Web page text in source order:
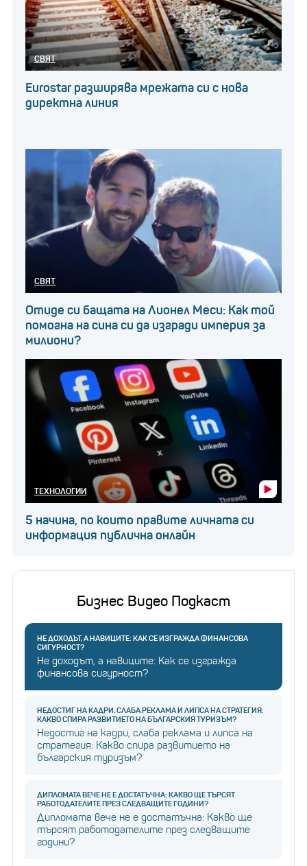
СВЯТ
Eurostar разширява мрежата си с нова
директна линия
СВЯТ
Отиде си бащата на Лионел Меси: Как той
помогна на сина си да изгради империя за
милиони?
ТЕХНОЛОГИИ
5 начина, по които правите личната си
информация публична онлайн
Бизнес Видео Подкаст
НЕ ДОХОДЪТ, А НАВИЦИТЕ: КАК СЕ ИЗГРАЖДА ФИНАНСОВА
СИГУРНОСТ?
Не доходът, а навиците: Как се изгражда
финансова сигурност?
НЕДОСТИГ НА КАДРИ, СЛАБА РЕКЛАМА И ЛИПСА НА СТРАТЕГИЯ:
КАКВО СПИРА РАЗВИТИЕТО НА БЪЛГАРСКИЯ ТУРИЗЪМ?
Недостиг на кадри, слаба реклама и липса на
стратегия: Какво спира развитието на
българския туризъм?
ДИПЛОМАТА ВЕЧЕ НЕ Е ДОСТАТЪЧНА: КАКВО ЩЕ ТЪРСЯТ
РАБОТОДАТЕЛИТЕ ПРЕЗ СЛЕДВАЩИТЕ ГОДИНИ?
Дипломата вече не е достатъчна: Какво ще
търсят работодателите през следващите
години?